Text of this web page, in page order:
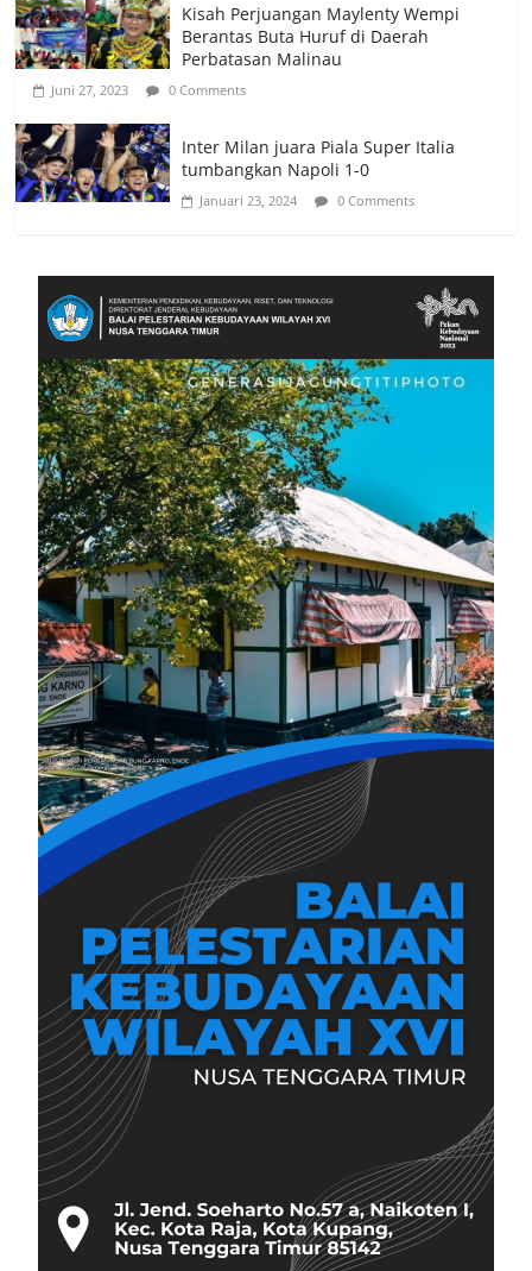
Kisah Perjuangan Maylenty Wempi
Berantas Buta Huruf di Daerah
Perbatasan Malinau
Juni 27, 2023 0 Comments
Inter Milan juara Piala Super Italia
tumbangkan Napoli 1-0
Januari 23, 2024 0 Comments